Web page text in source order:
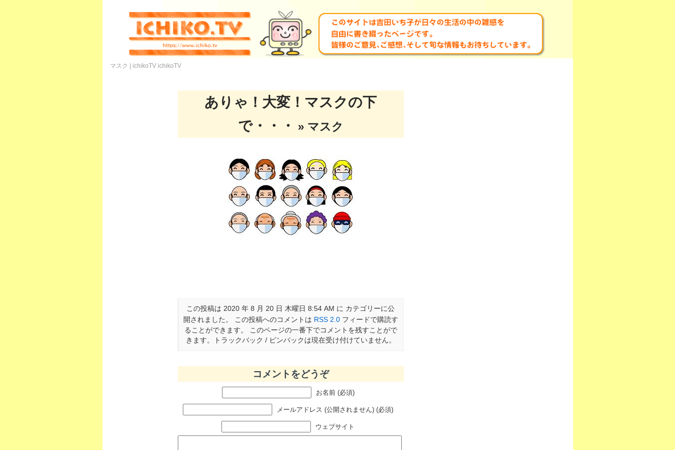
マスク | ichikoTV ichikoTV
ありゃ！大変！マスクの下
で・・・
» マスク
この投稿は 2020 年 8 月 20 日 木曜日 8:54 AM に カテゴリーに公
開されました。 この投稿へのコメントは RSS 2.0フィードで購読す
ることができます。 このページの一番下でコメントを残すことがで
きます。トラックバック / ピンバックは現在受け付けていません。
コメントをどうぞ
お名前 (必須)
メールアドレス (公開されません) (必須)
ウェブサイト